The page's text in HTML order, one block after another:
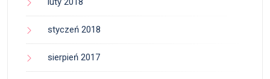
styczeń 2018
sierpień 2017